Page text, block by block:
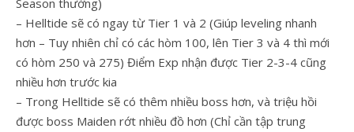
Season thường)
– Helltide sẽ có ngay từ Tier 1 và 2 (Giúp leveling nhanh
hơn – Tuy nhiên chỉ có các hòm 100, lên Tier 3 và 4 thì mới
có hòm 250 và 275) Điểm Exp nhận được Tier 2-3-4 cũng
nhiều hơn trước kia
– Trong Helltide sẽ có thêm nhiều boss hơn, và triệu hồi
được boss Maiden rớt nhiều đồ hơn (Chỉ cần tập trung